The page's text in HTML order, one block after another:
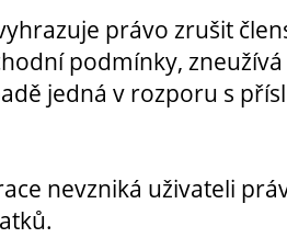
právo zrušit
podmínky,
jedná v rozporu s
nevzniká uživateli